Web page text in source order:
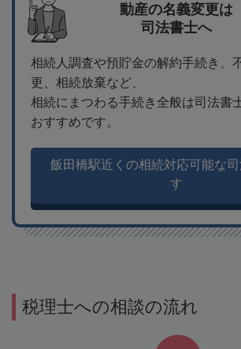
動産の名義変更は
司法書士へ
相続人調査や預貯金の解約手続き、
更、相続放棄など、
相続にまつわる手続き全般は司法書
おすすめです。
飯田橋駅近くの相続対応可能な
す
税理士への相談の流れ